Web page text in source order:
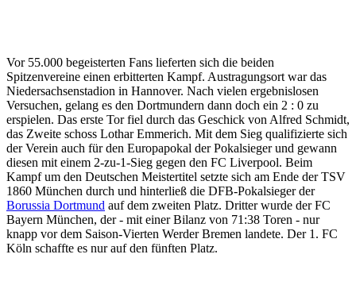
Vor 55.000 begeisterten Fans lieferten sich die beiden
Spitzenvereine einen erbitterten Kampf. Austragungsort war das
Niedersachsenstadion in Hannover. Nach vielen ergebnislosen
Versuchen, gelang es den Dortmundern dann doch ein 2 : 0 zu
erspielen. Das erste Tor fiel durch das Geschick von Alfred Schmidt,
das Zweite schoss Lothar Emmerich. Mit dem Sieg qualifizierte sich
der Verein auch für den Europapokal der Pokalsieger und gewann
diesen mit einem 2-zu-1-Sieg gegen den FC Liverpool. Beim
Kampf um den Deutschen Meistertitel setzte sich am Ende der TSV
1860 München durch und hinterließ die DFB-Pokalsieger der
Borussia Dortmund auf dem zweiten Platz. Dritter wurde der FC
Bayern München, der - mit einer Bilanz von 71:38 Toren - nur
knapp vor dem Saison-Vierten Werder Bremen landete. Der 1. FC
Köln schaffte es nur auf den fünften Platz.